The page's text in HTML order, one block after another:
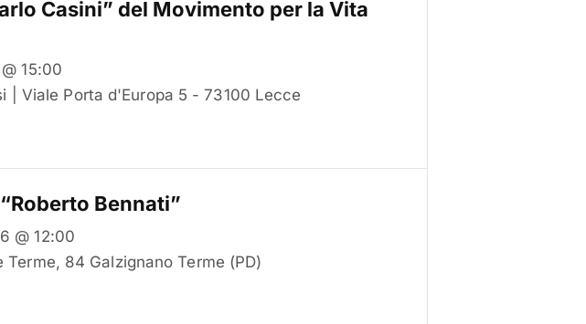
Casini” del Movimento per la Vita
15:00
| Viale Porta d'Europa 5 - 73100 Lecce
Bennati”
@ 12:00
Terme, 84 Galzignano Terme (PD)